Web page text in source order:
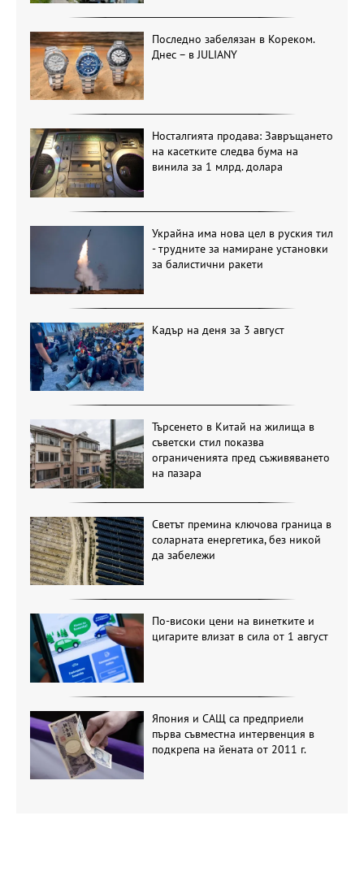
Последно забелязан в Кореком.
Днес – в JULIANY
Носталгията продава: Завръщането
на касетките следва бума на
винила за 1 млрд. долара
Украйна има нова цел в руския тил
- трудните за намиране установки
за балистични ракети
Кадър на деня за 3 август
Търсенето в Китай на жилища в
съветски стил показва
ограниченията пред съживяването
на пазара
Светът премина ключова граница в
соларната енергетика, без никой
да забележи
По-високи цени на винетките и
цигарите влизат в сила от 1 август
Япония и САЩ са предприели
първа съвместна интервенция в
подкрепа на йената от 2011 г.